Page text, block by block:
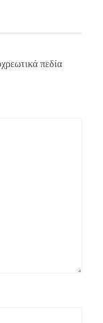
πεδία